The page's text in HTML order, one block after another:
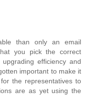
than only an email
you pick the correct
efficiency and
important to make it
the representatives to
are as yet using the